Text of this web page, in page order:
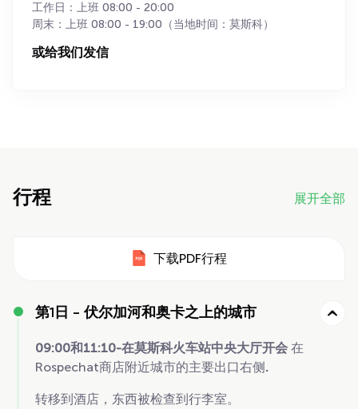
工作日：上班 08:00 - 20:00
周末：上班 08:00 - 19:00（当地时间：莫斯科）
或给我们发信
行程 展开全部
下载PDF行程
第1日 - 伏尔加河和奥卡之上的城市
09:00和11:10-在莫斯科火车站中央大厅开会 在
Rospechat商店附近城市的主要出口右侧.
转移到酒店，东西被检查到行李室。